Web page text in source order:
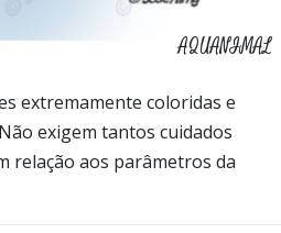
AQUANIMAL
extremamente coloridas e
exigem tantos cuidados
relação aos parâmetros da